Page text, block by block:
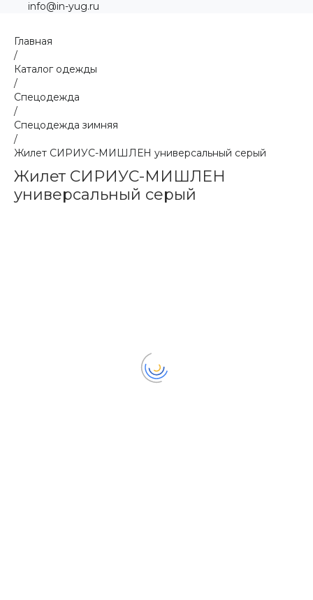
info@in-yug.ru
Главная
/
Каталог одежды
/
Спецодежда
/
Спецодежда зимняя
/
Жилет СИРИУС-МИШЛЕН универсальный серый
Жилет СИРИУС-МИШЛЕН
универсальный серый